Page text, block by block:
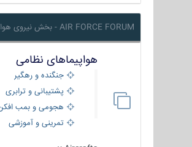
AIR FORCE FORUM - بخش نیروی هوایی
هواپیماهای نظامی
جنگنده و رهگیر
پشتیبانی و ترابری
هجومی و بمب
تمرینی و آموزشی